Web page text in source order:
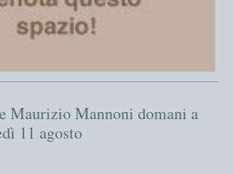
Maurizio Mannoni domani a
11 agosto